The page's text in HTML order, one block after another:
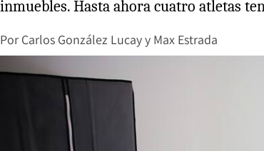
inmuebles. Hasta ahora cuatro atletas
Por Carlos González Lucayy Max Estrada